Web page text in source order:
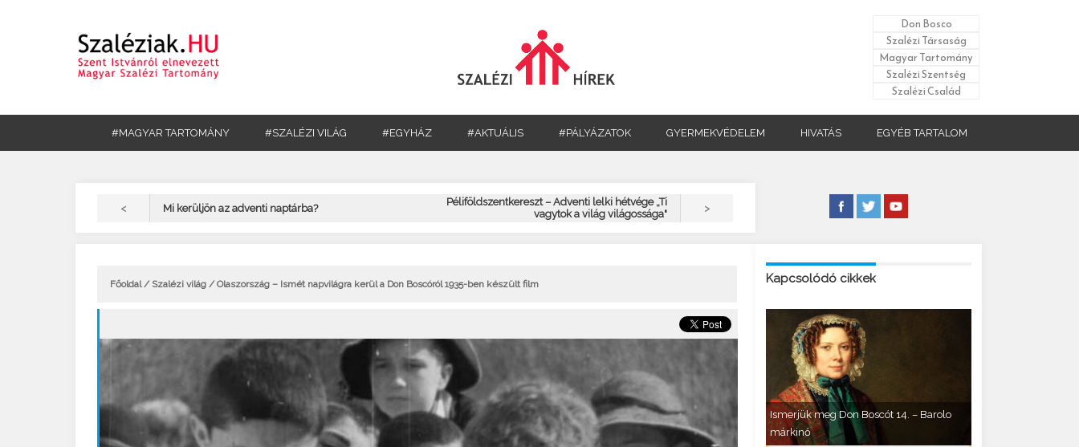
Don Bosco
Szalézi Társaság
Magyar Tartomány
Szalézi Szentség
Szalézi Család
#MAGYAR TARTOMÁNY #SZALÉZI VILÁG #EGYHÁZ #AKTUÁLIS #PÁLYÁZATOK GYERMEKVÉDELEM HIVATÁS EGYÉB TARTALOM
< Mi kerüljön az adventi naptárba?
Péliföldszentkereszt – Adventi lelki hétvége „Ti
vagytok a világ világossága"
>
Főoldal/ Szalézi világ / Olaszország – Ismét napvilágra kerül a Don Boscóról 1935-ben készült film Kapcsolódó cikkek
Ismerjük meg Don Boscót 14. – Barolo
márkinő